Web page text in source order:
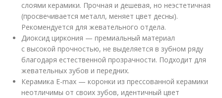
слоями керамики. Прочная и дешевая, но неэстетичная
(просвечивается металл, меняет цвет десны).
Рекомендуется для жевательного отдела.
Диоксид циркония — премиальный материал
с высокой прочностью, не выделяется в зубном ряду
благодаря естественной прозрачности. Подходит для
жевательных зубов и передних.
Керамика E-max — коронки из прессованной керамики
неотличимы от своих зубов, идентичный цвет